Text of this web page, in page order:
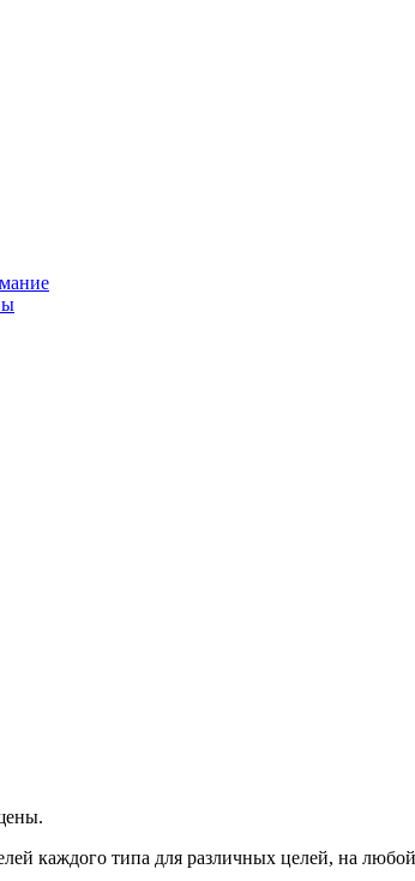
каждого типа для различных целей, на